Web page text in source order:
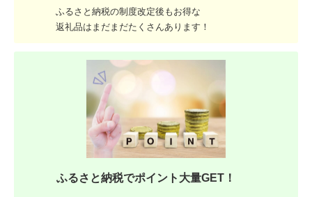
ふるさと納税の制度改定後もお得な
返礼品はまだまだたくさんあります！
ふるさと納税でポイント大量GET！